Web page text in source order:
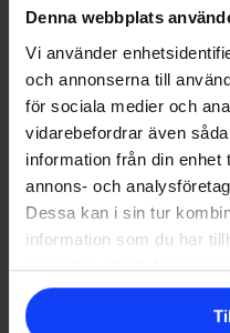
Denna webbplats
Vi använder
och annonserna till
för sociala medier och
vidarebefordrar även
information från din
annons- och
Dessa kan i sin tur
information som du har
samlat in när du har
oskuldsfullhet och
som en bakgrund,
kan bidra med en luftig
nyanser av vitt där varje
känslor i olika
därför till att välja rätt.
Positiva
Negativa
Kända varumärken
Apple och Sony.